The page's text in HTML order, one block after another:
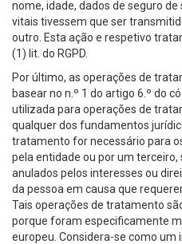
nome, idade, dados de seguro
vitais tivessem que ser
outro. Esta ação e respetivo
(1) lit. do RGPD.
Por último, as operações de
basear no n.º 1 do artigo 6.º do
utilizada para operações de
qualquer dos fundamentos
tratamento for necessário para
pela entidade ou por um
anulados pelos interesses ou
da pessoa em causa que
Tais operações de tratamento
porque foram especificamente
europeu. Considera-se como